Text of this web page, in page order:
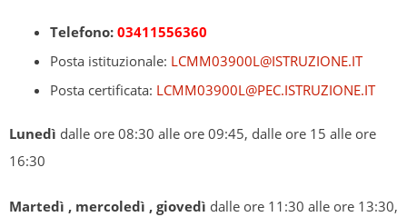
Telefono: 03411556360
Posta istituzionale: LCMM03900L@ISTRUZIONE.IT
Posta certificata: LCMM03900L@PEC.ISTRUZIONE.IT
Lunedì dalle ore 08:30 alle ore 09:45, dalle ore 15 alle ore
16:30
Martedì , mercoledì , giovedì dalle ore 11:30 alle ore 13:30,